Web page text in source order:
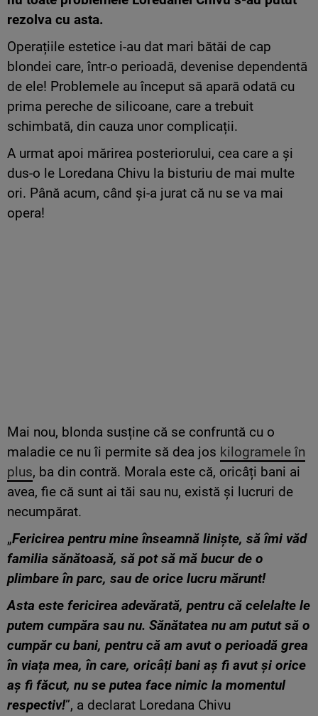
rezolva cu asta.
Operațiile estetice i-au dat mari bătăi de cap
blondei care, într-o perioadă, devenise dependentă
de ele! Problemele au început să apară odată cu
prima pereche de silicoane, care a trebuit
schimbată, din cauza unor complicații.
A urmat apoi mărirea posteriorului, cea care a și
dus-o le Loredana Chivu la bisturiu de mai multe
ori. Până acum, când și-a jurat că nu se va mai
opera!
Mai nou, blonda susține că se confruntă cu o
maladie ce nu îi permite să dea jos kilogramele în
plus, ba din contră. Morala este că, oricâți bani ai
avea, fie că sunt ai tăi sau nu, există și lucruri de
necumpărat.
„Fericirea pentru mine înseamnă liniște, să îmi văd
familia sănătoasă, să pot să mă bucur de o
plimbare în parc, sau de orice lucru mărunt!
Asta este fericirea adevărată, pentru că celelalte le
putem cumpăra sau nu. Sănătatea nu am putut să o
cumpăr cu bani, pentru că am avut o perioadă grea
în viața mea, în care, oricâți bani aș fi avut și orice
aș fi făcut, nu se putea face nimic la momentul
respectiv!”, a declarat Loredana Chivu